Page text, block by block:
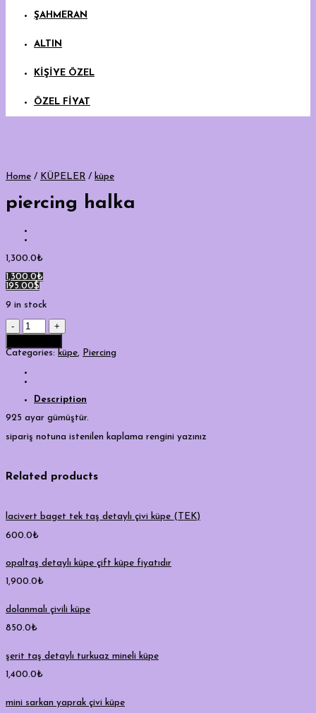
ŞAHMERAN
ALTIN
KİŞİYE ÖZEL
ÖZEL FİYAT
Home / KÜPELER / küpe
piercing halka
1,300.0₺
1,300.0₺
195.00$
9 in stock
piercing
halka
Categories: küpe, Piercing
Description
925 ayar gümüştür.
sipariş notuna istenilen kaplama rengini yazınız
Related products
lacivert baget tek taş detaylı çivi küpe (TEK)
600.0₺
opaltaş detaylı küpe çift küpe fiyatıdır
1,900.0₺
dolanmalı çivili küpe
850.0₺
şerit taş detaylı turkuaz mineli küpe
1,400.0₺
mini sarkan yaprak çivi küpe